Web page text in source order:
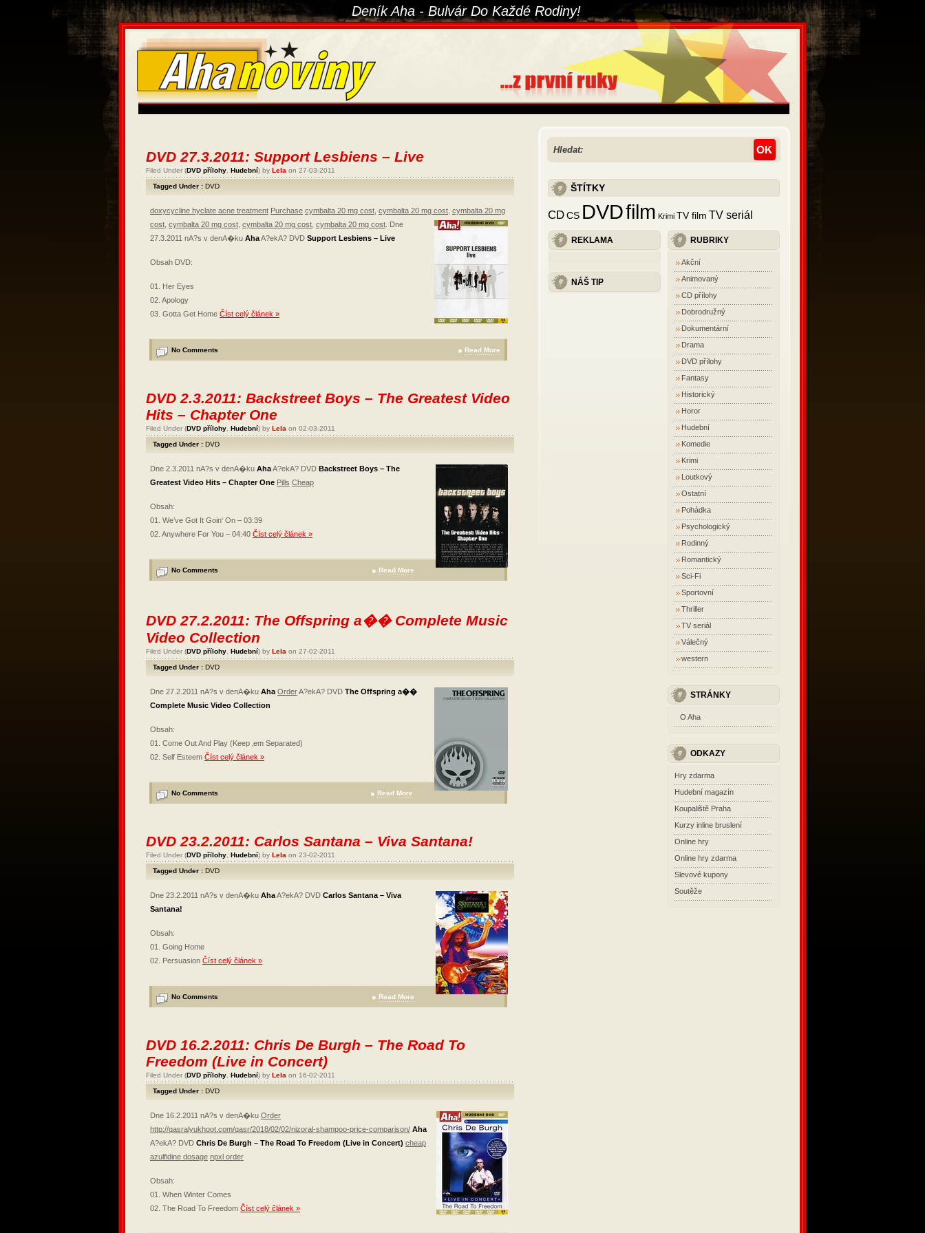
Deník Aha - Bulvár Do Každé Rodiny!
DVD 27.3.2011: Support Lesbiens – Live
Filed Under (DVD přílohy Hudební) by Lela on 27-03-2011
Tagged Under : DVD
doxycycline hyclate acne treatment Purchase cymbalta 20 mg cost cymbalta 20 mg cost cymbalta 20 mg
cost cymbalta 20 mg cost cymbalta 20 mg cost cymbalta 20 mg cost Dne
27.3.2011 nA?s v denA�ku AhaA?ekA? DVD Support Lesbiens – Live
Obsah DVD:
01. Her Eyes
02. Apology
03. Gotta Get Home Číst celý článek »
No Comments Read More
DVD 2.3.2011: Backstreet Boys – The Greatest Video
Hits – Chapter One
Filed Under (DVD přílohy Hudební) by Lela on 02-03-2011
Tagged Under : DVD
Dne 2.3.2011 nA?s v denA�ku AhaA?ekA? DVD Backstreet Boys – The
Greatest Video Hits – Chapter One Pills Cheap
Obsah:
01. We’ve Got It Goin‘ On – 03:39
02. Anywhere For You – 04:40 Číst celý článek »
No Comments Read More
DVD 27.2.2011: The Offspring a�� Complete Music
Video Collection
Filed Under (DVD přílohy Hudební) by Lela on 27-02-2011
Tagged Under : DVD
Dne 27.2.2011 nA?s v denA�ku Aha OrderA?ekA? DVD The Offspring a��
Complete Music Video Collection
Obsah:
01. Come Out And Play (Keep ‚em Separated)
02. Self Esteem Číst celý článek »
No Comments Read More
DVD 23.2.2011: Carlos Santana – Viva Santana!
Filed Under (DVD přílohy Hudební) by Lela on 23-02-2011
Tagged Under : DVD
Dne 23.2.2011 nA?s v denA�ku AhaA?ekA? DVD Carlos Santana – Viva
Santana!
Obsah:
01. Going Home
02. Persuasion Číst celý článek »
No Comments Read More
DVD 16.2.2011: Chris De Burgh – The Road To
Freedom (Live in Concert)
Filed Under (DVD přílohy Hudební) by Lela on 16-02-2011
Tagged Under : DVD
Dne 16.2.2011 nA?s v denA�ku Order
http://qasralyukhoot.com/qasr/2018/02/02/nizoral-shampoo-price-comparison/ Aha
A?ekA? DVD Chris De Burgh – The Road To Freedom (Live in Concert) cheap
azulfidine dosage npxl order
Obsah:
01. When Winter Comes
02. The Road To Freedom Číst celý článek »
Hledat:
ŠTÍTKY
CD CS DVDfilm Krimi TV film TV seriál
REKLAMA
NÁŠ TIP
RUBRIKY
Akční
Animovaný
CD přílohy
Dobrodružný
Dokumentární
Drama
DVD přílohy
Fantasy
Historický
Horor
Hudební
Komedie
Krimi
Loutkový
Ostatní
Pohádka
Psychologický
Rodinný
Romantický
Sci-Fi
Sportovní
Thriller
TV seriál
Válečný
western
STRÁNKY
O Aha
ODKAZY
Hry zdarma
Hudební magazín
Koupaliště Praha
Kurzy inline bruslení
Online hry
Online hry zdarma
Slevové kupony
Soutěže